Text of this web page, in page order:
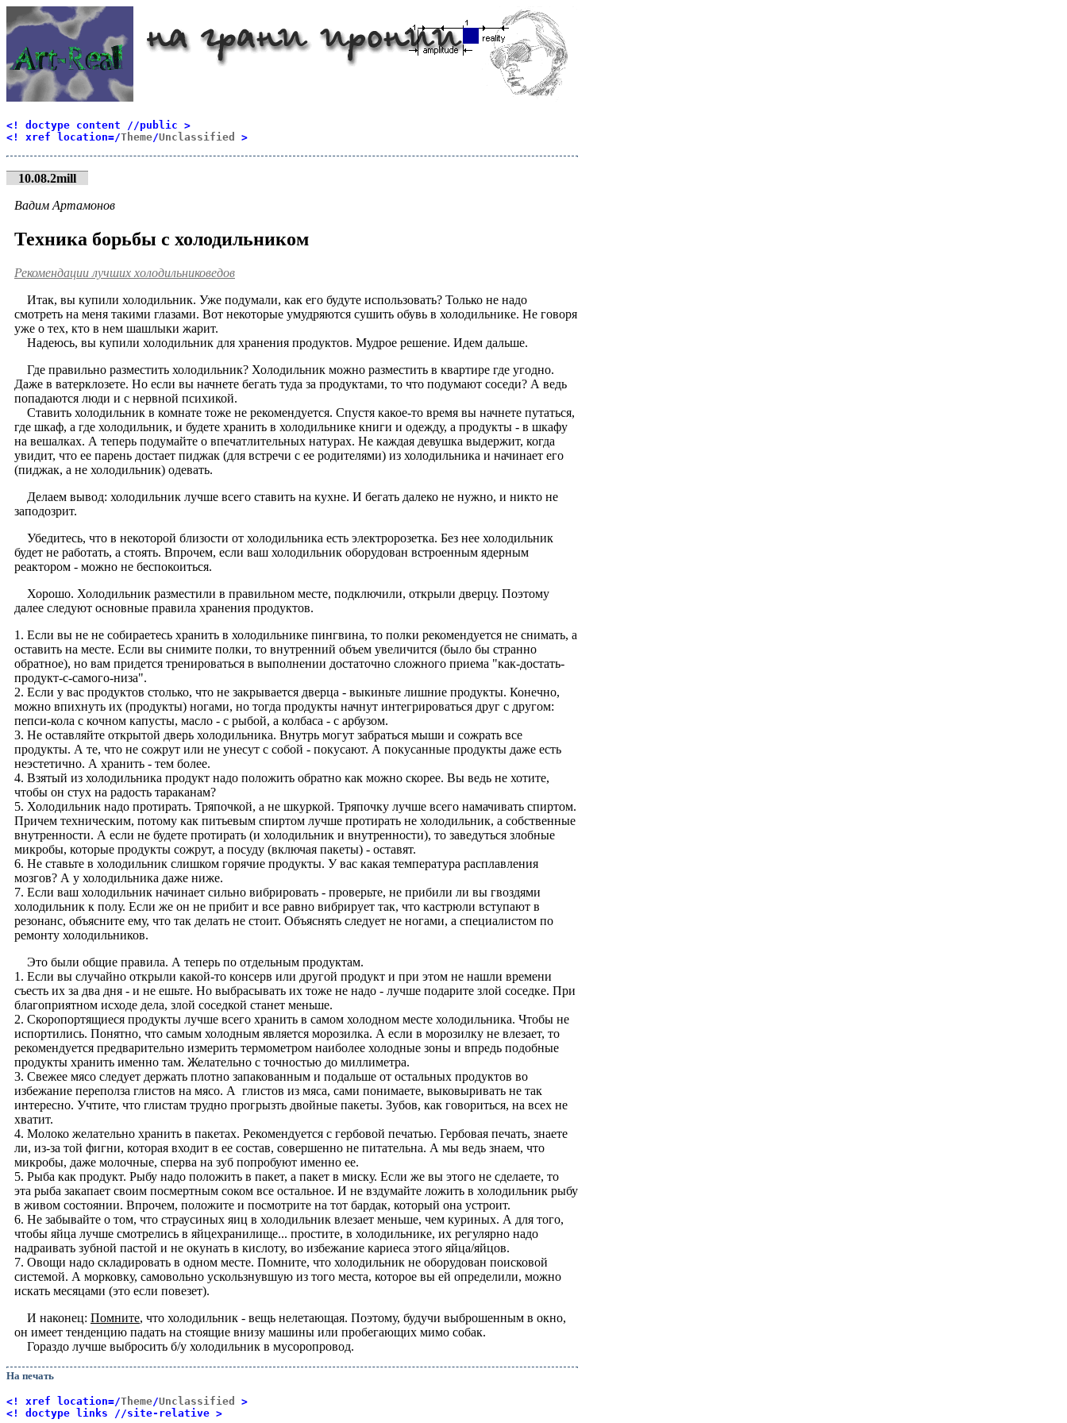
<! doctype content //public >
<! xref location=/Theme/Unclassified >
10.08.2mill
Вадим Артамонов
Техника борьбы с холодильником
Рекомендации лучших холодильниковедов
Итак, вы купили холодильник. Уже подумали, как его будуте использовать? Только не надо
смотреть на меня такими глазами. Вот некоторые умудряются сушить обувь в холодильнике. Не говоря
уже о тех, кто в нем шашлыки жарит.
Надеюсь, вы купили холодильник для хранения продуктов. Мудрое решение. Идем дальше.
Где правильно разместить холодильник? Холодильник можно разместить в квартире где угодно.
Даже в ватерклозете. Но если вы начнете бегать туда за продуктами, то что подумают соседи? А ведь
попадаются люди и с нервной психикой.
Ставить холодильник в комнате тоже не рекомендуется. Спустя какое-то время вы начнете путаться,
где шкаф, а где холодильник, и будете хранить в холодильнике книги и одежду, а продукты - в шкафу
на вешалках. А теперь подумайте о впечатлительных натурах. Не каждая девушка выдержит, когда
увидит, что ее парень достает пиджак (для встречи с ее родителями) из холодильника и начинает его
(пиджак, а не холодильник) одевать.
Делаем вывод: холодильник лучше всего ставить на кухне. И бегать далеко не нужно, и никто не
заподозрит.
Убедитесь, что в некоторой близости от холодильника есть электророзетка. Без нее холодильник
будет не работать, а стоять. Впрочем, если ваш холодильник оборудован встроенным ядерным
реактором - можно не беспокоиться.
Хорошо. Холодильник разместили в правильном месте, подключили, открыли дверцу. Поэтому
далее следуют основные правила хранения продуктов.
1. Если вы не не собираетесь хранить в холодильнике пингвина, то полки рекомендуется не снимать, а
оставить на месте. Если вы снимите полки, то внутренний объем увеличится (было бы странно
обратное), но вам придется тренироваться в выполнении достаточно сложного приема "как-достать-
продукт-с-самого-низа".
2. Если у вас продуктов столько, что не закрывается дверца - выкиньте лишние продукты. Конечно,
можно впихнуть их (продукты) ногами, но тогда продукты начнут интегрироваться друг с другом:
пепси-кола с кочном капусты, масло - с рыбой, а колбаса - с арбузом.
3. Не оставляйте открытой дверь холодильника. Внутрь могут забраться мыши и сожрать все
продукты. А те, что не сожрут или не унесут с собой - покусают. А покусанные продукты даже есть
неэстетично. А хранить - тем более.
4. Взятый из холодильника продукт надо положить обратно как можно скорее. Вы ведь не хотите,
чтобы он стух на радость тараканам?
5. Холодильник надо протирать. Тряпочкой, а не шкуркой. Тряпочку лучше всего намачивать спиртом.
Причем техническим, потому как питьевым спиртом лучше протирать не холодильник, а собственные
внутренности. А если не будете протирать (и холодильник и внутренности), то заведуться злобные
микробы, которые продукты сожрут, а посуду (включая пакеты) - оставят.
6. Не ставьте в холодильник слишком горячие продукты. У вас какая температура расплавления
мозгов? А у холодильника даже ниже.
7. Если ваш холодильник начинает сильно вибрировать - проверьте, не прибили ли вы гвоздями
холодильник к полу. Если же он не прибит и все равно вибрирует так, что кастрюли вступают в
резонанс, объясните ему, что так делать не стоит. Объяснять следует не ногами, а специалистом по
ремонту холодильников.
Это были общие правила. А теперь по отдельным продуктам.
1. Если вы случайно открыли какой-то консерв или другой продукт и при этом не нашли времени
съесть их за два дня - и не ешьте. Но выбрасывать их тоже не надо - лучше подарите злой соседке. При
благоприятном исходе дела, злой соседкой станет меньше.
2. Скоропортящиеся продукты лучше всего хранить в самом холодном месте холодильника. Чтобы не
испортились. Понятно, что самым холодным является морозилка. А если в морозилку не влезает, то
рекомендуется предварительно измерить термометром наиболее холодные зоны и впредь подобные
продукты хранить именно там. Желательно с точностью до миллиметра.
3. Свежее мясо следует держать плотно запакованным и подальше от остальных продуктов во
избежание переполза глистов на мясо. А глистов из мяса, сами понимаете, выковыривать не так
интересно. Учтите, что глистам трудно прогрызть двойные пакеты. Зубов, как говориться, на всех не
хватит.
4. Молоко желательно хранить в пакетах. Рекомендуется с гербовой печатью. Гербовая печать, знаете
ли, из-за той фигни, которая входит в ее состав, совершенно не питательна. А мы ведь знаем, что
микробы, даже молочные, сперва на зуб попробуют именно ее.
5. Рыба как продукт. Рыбу надо положить в пакет, а пакет в миску. Если же вы этого не сделаете, то
эта рыба закапает своим посмертным соком все остальное. И не вздумайте ложить в холодильник рыбу
в живом состоянии. Впрочем, положите и посмотрите на тот бардак, который она устроит.
6. Не забывайте о том, что страусиных яиц в холодильник влезает меньше, чем куриных. А для того,
чтобы яйца лучше смотрелись в яйцехранилище... простите, в холодильнике, их регулярно надо
надраивать зубной пастой и не окунать в кислоту, во избежание кариеса этого яйца/яйцов.
7. Овощи надо складировать в одном месте. Помните, что холодильник не оборудован поисковой
системой. А морковку, самовольно ускользнувшую из того места, которое вы ей определили, можно
искать месяцами (это если повезет).
И наконец: Помните, что холодильник - вещь нелетающая. Поэтому, будучи выброшенным в окно,
он имеет тенденцию падать на стоящие внизу машины или пробегающих мимо собак.
Гораздо лучше выбросить б/у холодильник в мусоропровод.
На печать
<! xref location=/Theme/Unclassified
>
<! doctype links //site-relative >